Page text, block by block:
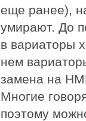
еще ранее),
умирают. До
в вариаторы
нем
замена на
Многие
поэтому